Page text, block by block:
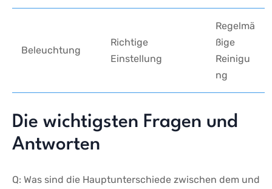
Beleuchtung
Richtige
Einstellung
Regelmä
ßige
Reinigu
ng
Die⁣ wichtigsten⁤ Fragen und
Antworten
Q: Was sind ‌die Hauptunterschiede zwischen dem und